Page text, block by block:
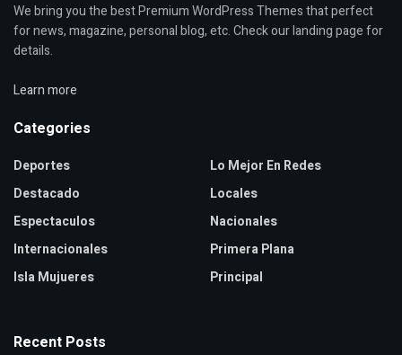
We bring you the best Premium WordPress Themes that perfect
for news, magazine, personal blog, etc. Check our landing page for
details.
Learn more
Categories
Deportes
Destacado
Espectaculos
Internacionales
Isla Mujueres
Lo Mejor En Redes
Locales
Nacionales
Primera Plana
Principal
Recent Posts